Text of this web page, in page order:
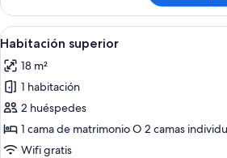
superior,
balcón
Abrir
todas
las
fotos
de
Habitación
superior
Una
2
Habitación superior
18 m²
1 habitación
2 huéspedes
1 cama de matrimonio O 2 camas
Wifi gratis